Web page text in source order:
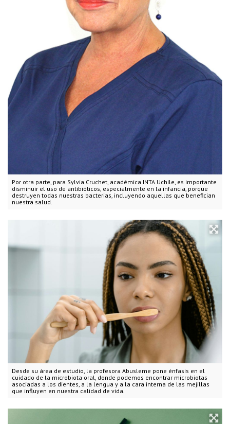
Por otra parte, para Sylvia Cruchet, académica INTA Uchile, es importante
disminuir el uso de antibióticos, especialmente en la infancia, porque
destruyen todas nuestras bacterias, incluyendo aquellas que benefician
nuestra salud.
Desde su área de estudio, la profesora Abusleme pone énfasis en el
cuidado de la microbiota oral, donde podemos encontrar microbiotas
asociadas a los dientes, a la lengua y a la cara interna de las mejillas
que influyen en nuestra calidad de vida.